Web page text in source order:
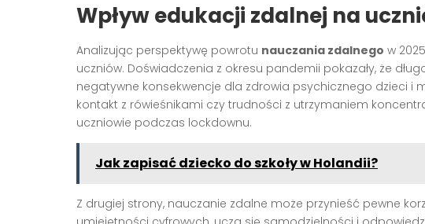
Wpływ edukacji zdalnej na
Analizując perspektywę powrotu nauczania zdalnego w
uczniów. Doświadczenia z okresu pandemii pokazały, że
negatywne konsekwencje dla zdrowia psychicznego dzieci i
kontakt z rówieśnikami czy trudności z utrzymaniem
uczniowie podczas lockdownu.
Jak zapisać dziecko do szkoły w Holandii?
Z drugiej strony, nauczanie zdalne może przynieść pewne